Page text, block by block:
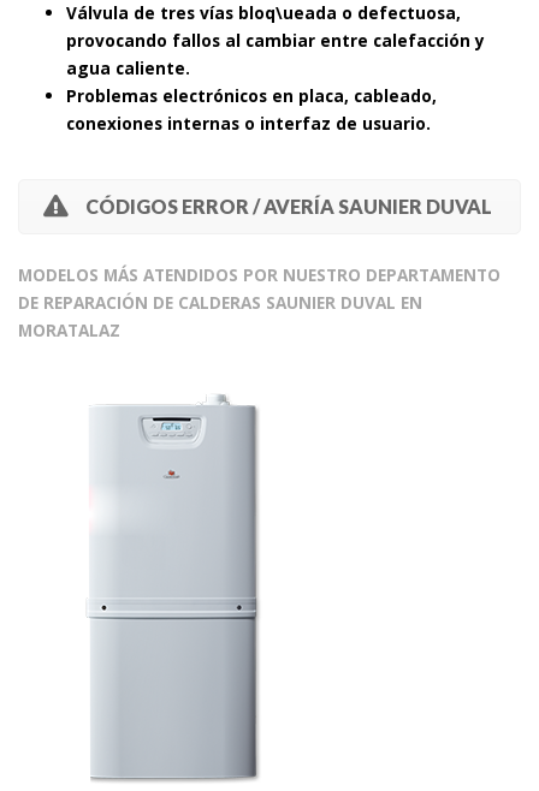
Válvula de tres vías bloq\ueada o defectuosa,
provocando fallos al cambiar entre calefacción y
agua caliente.
Problemas electrónicos en placa, cableado,
conexiones internas o interfaz de usuario.
CÓDIGOS ERROR / AVERÍA SAUNIER DUVAL
MODELOS MÁS ATENDIDOS POR NUESTRO DEPARTAMENTO
DE REPARACIÓN DE CALDERAS SAUNIER DUVAL EN
MORATALAZ